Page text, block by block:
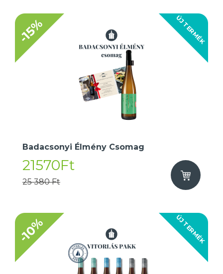
ÚJ TERMÉK
-15%
Badacsonyi Élmény Csomag
21570Ft
25 380 Ft
ÚJ TERMÉK
-10%